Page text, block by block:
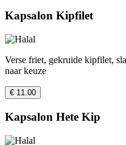
Kapsalon Kipfilet
Verse friet, gekruide kipfilet,
naar keuze
€ 11.00
Kapsalon Hete Kip